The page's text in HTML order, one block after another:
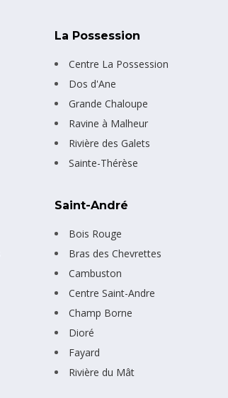
La Possession
Centre La Possession
Dos d'Ane
Grande Chaloupe
Ravine à Malheur
Rivière des Galets
Sainte-Thérèse
Saint-André
Bois Rouge
Bras des Chevrettes
Cambuston
Centre Saint-Andre
Champ Borne
Dioré
Fayard
Rivière du Mât